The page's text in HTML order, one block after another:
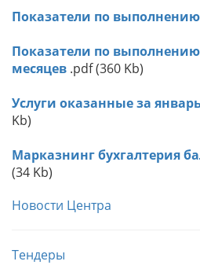
Показатели по
Показатели по
месяцев .pdf (360 Kb)
Услуги оказанные за
Kb)
Марказнинг бухгалтерия
(34 Kb)
Новости Центра
Тендеры